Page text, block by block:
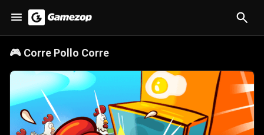
🎮 Corre Pollo Corre